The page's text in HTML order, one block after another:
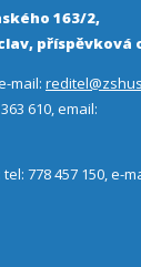
163/2,
příspěvková
mail:
610, email:
tel: 778 457 150, e-